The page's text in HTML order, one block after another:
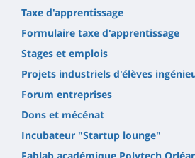
Taxe d'apprentissage
Formulaire taxe d'apprentissage
Stages et emplois
Projets industriels d'élèves
Forum entreprises
Dons et mécénat
Incubateur "Startup lounge"